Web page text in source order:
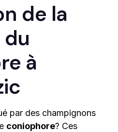
de la
à
par des champignons
coniophore? Ces